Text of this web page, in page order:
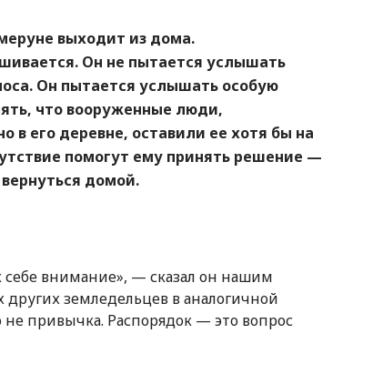
выходит из дома.
Он не пытается услышать
Он пытается услышать особую
что вооруженные люди,
в его деревне, оставили ее хотя бы на
помогут ему принять решение —
домой.
внимание», — сказал он нашим
других земледельцев в аналогичной
привычка. Распорядок — это вопрос